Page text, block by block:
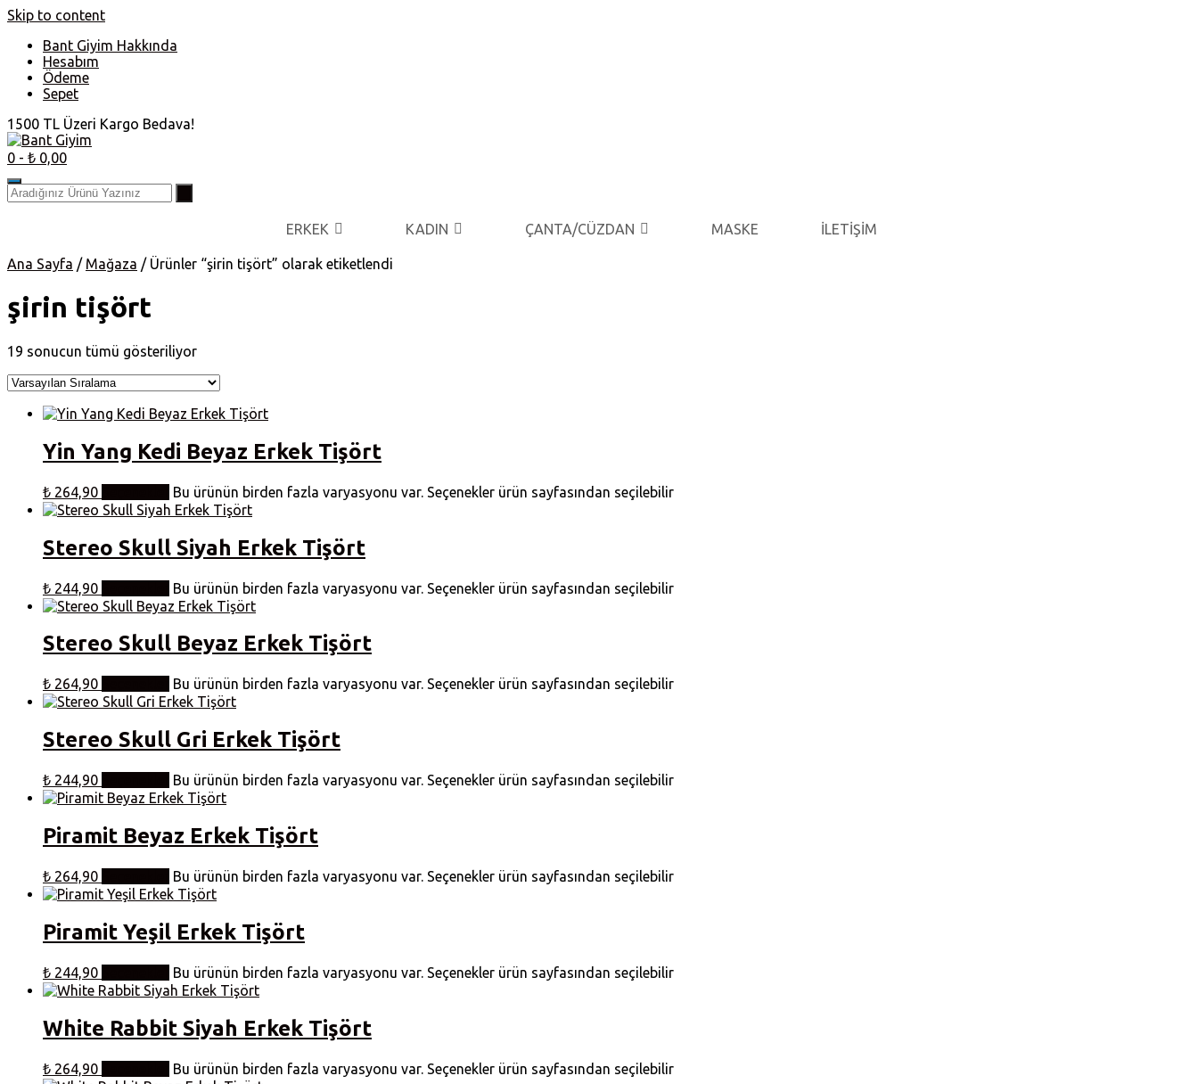
Skip to content
Bant Giyim Hakkında
Hesabım
Ödeme
Sepet
1500 TL Üzeri Kargo Bedava!
0 - ₺ 0,00
ERKEK KADIN ÇANTA/CÜZDAN MASKE İLETİŞİM
Ana Sayfa / Mağaza / Ürünler “şirin tişört” olarak etiketlendi
şirin tişört
19 sonucun tümü gösteriliyor
Yin Yang Kedi Beyaz Erkek Tişört
₺ 264,90 Bu ürünün birden fazla varyasyonu var. Seçenekler ürün sayfasından seçilebilir
Stereo Skull Siyah Erkek Tişört
₺ 244,90 Bu ürünün birden fazla varyasyonu var. Seçenekler ürün sayfasından seçilebilir
Stereo Skull Beyaz Erkek Tişört
₺ 264,90 Bu ürünün birden fazla varyasyonu var. Seçenekler ürün sayfasından seçilebilir
Stereo Skull Gri Erkek Tişört
₺ 244,90 Bu ürünün birden fazla varyasyonu var. Seçenekler ürün sayfasından seçilebilir
Piramit Beyaz Erkek Tişört
₺ 264,90 Bu ürünün birden fazla varyasyonu var. Seçenekler ürün sayfasından seçilebilir
Piramit Yeşil Erkek Tişört
₺ 244,90 Bu ürünün birden fazla varyasyonu var. Seçenekler ürün sayfasından seçilebilir
White Rabbit Siyah Erkek Tişört
₺ 264,90 Bu ürünün birden fazla varyasyonu var. Seçenekler ürün sayfasından seçilebilir